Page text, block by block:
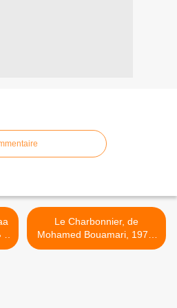
Le Charbonnier, de
Mohamed Bouamari, 1972,
Film Algérien (entier) فلم